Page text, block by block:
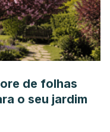
de folhas
o seu jardim